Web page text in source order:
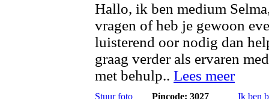
Hallo, ik ben medium
vragen of heb je gewoon
luisterend oor nodig dan
graag verder als ervaren
met behulp.. Lees meer
Stuur foto Pincode: 3027 Ik ben